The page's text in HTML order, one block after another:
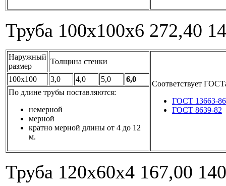
Труба 100x100x6 272,40
Наружный
размер
Толщина стенки
Соответствует
ГОСТ 13663-86
ГОСТ 8639-82
100x100 3,0 4,0 5,0
6,0
По длине трубы поставляются:
немерной
мерной
кратно мерной длины от 4 до 12
м.
Труба 120x60x4 167,00